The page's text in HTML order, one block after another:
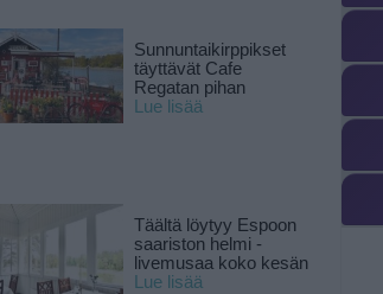
Sunnuntaikirppikset
täyttävät Cafe
Regatan pihan
Lue lisää
Täältä löytyy Espoon
saariston helmi -
livemusaa koko kesän
Lue lisää